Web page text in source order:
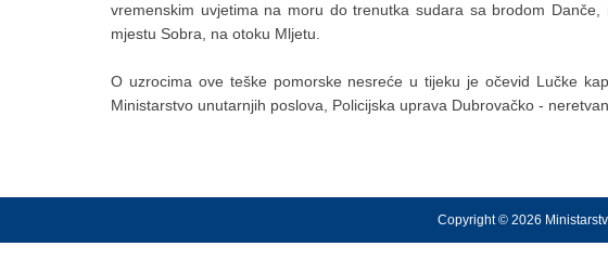
vremenskim uvjetima na moru do trenutka sudara sa brodom
mjestu Sobra, na otoku Mljetu.
O uzrocima ove teške pomorske nesreće u tijeku je očevid Lučke
Ministarstvo unutarnjih poslova, Policijska uprava Dubrovačko -
Copyright © 2026